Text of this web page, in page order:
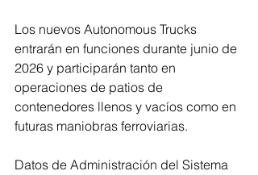
Los nuevos Autonomous Trucks
entrarán en funciones durante junio de
2026 y participarán tanto en
operaciones de patios de
contenedores llenos y vacíos como en
futuras maniobras ferroviarias.
Datos de Administración del Sistema